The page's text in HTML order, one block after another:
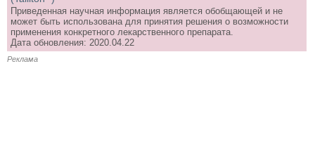
Приведенная научная информация является обобщающей и не
может быть использована для принятия решения о возможности
применения конкретного лекарственного препарата.
Дата обновления: 2020.04.22
Реклама